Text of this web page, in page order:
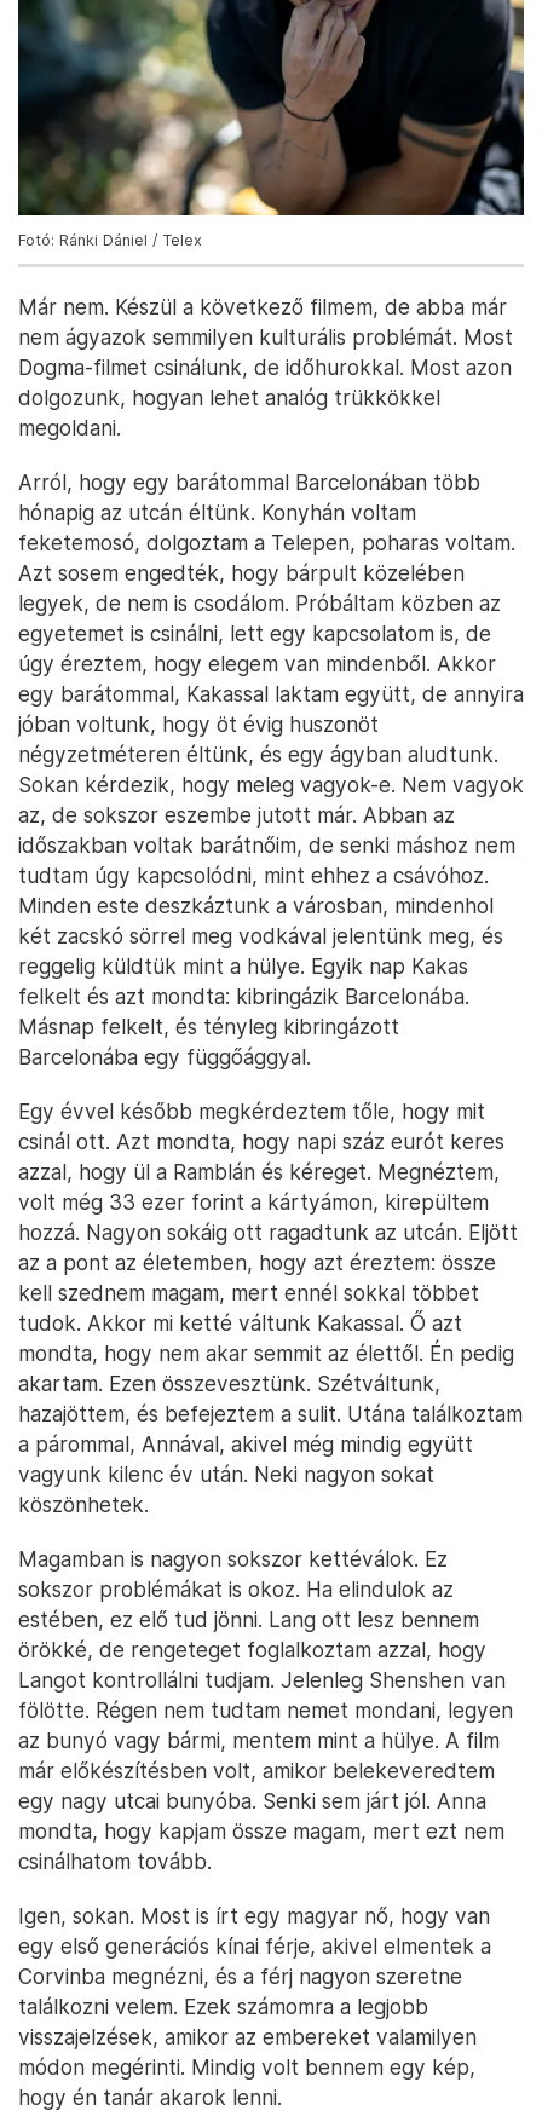
Fotó: Ránki Dániel / Telex
Már nem. Készül a következő filmem, de abba már
nem ágyazok semmilyen kulturális problémát. Most
Dogma-filmet csinálunk, de időhurokkal. Most azon
dolgozunk, hogyan lehet analóg trükkökkel
megoldani.
Arról, hogy egy barátommal Barcelonában több
hónapig az utcán éltünk. Konyhán voltam
feketemosó, dolgoztam a Telepen, poharas voltam.
Azt sosem engedték, hogy bárpult közelében
legyek, de nem is csodálom. Próbáltam közben az
egyetemet is csinálni, lett egy kapcsolatom is, de
úgy éreztem, hogy elegem van mindenből. Akkor
egy barátommal, Kakassal laktam együtt, de annyira
jóban voltunk, hogy öt évig huszonöt
négyzetméteren éltünk, és egy ágyban aludtunk.
Sokan kérdezik, hogy meleg vagyok-e. Nem vagyok
az, de sokszor eszembe jutott már. Abban az
időszakban voltak barátnőim, de senki máshoz nem
tudtam úgy kapcsolódni, mint ehhez a csávóhoz.
Minden este deszkáztunk a városban, mindenhol
két zacskó sörrel meg vodkával jelentünk meg, és
reggelig küldtük mint a hülye. Egyik nap Kakas
felkelt és azt mondta: kibringázik Barcelonába.
Másnap felkelt, és tényleg kibringázott
Barcelonába egy függőággyal.
Egy évvel később megkérdeztem tőle, hogy mit
csinál ott. Azt mondta, hogy napi száz eurót keres
azzal, hogy ül a Ramblán és kéreget. Megnéztem,
volt még 33 ezer forint a kártyámon, kirepültem
hozzá. Nagyon sokáig ott ragadtunk az utcán. Eljött
az a pont az életemben, hogy azt éreztem: össze
kell szednem magam, mert ennél sokkal többet
tudok. Akkor mi ketté váltunk Kakassal. Ő azt
mondta, hogy nem akar semmit az élettől. Én pedig
akartam. Ezen összevesztünk. Szétváltunk,
hazajöttem, és befejeztem a sulit. Utána találkoztam
a párommal, Annával, akivel még mindig együtt
vagyunk kilenc év után. Neki nagyon sokat
köszönhetek.
Magamban is nagyon sokszor kettéválok. Ez
sokszor problémákat is okoz. Ha elindulok az
estében, ez elő tud jönni. Lang ott lesz bennem
örökké, de rengeteget foglalkoztam azzal, hogy
Langot kontrollálni tudjam. Jelenleg Shenshen van
fölötte. Régen nem tudtam nemet mondani, legyen
az bunyó vagy bármi, mentem mint a hülye. A film
már előkészítésben volt, amikor belekeveredtem
egy nagy utcai bunyóba. Senki sem járt jól. Anna
mondta, hogy kapjam össze magam, mert ezt nem
csinálhatom tovább.
Igen, sokan. Most is írt egy magyar nő, hogy van
egy első generációs kínai férje, akivel elmentek a
Corvinba megnézni, és a férj nagyon szeretne
találkozni velem. Ezek számomra a legjobb
visszajelzések, amikor az embereket valamilyen
módon megérinti. Mindig volt bennem egy kép,
hogy én tanár akarok lenni.